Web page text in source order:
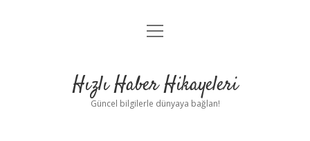
Anasayfa
Yasal Uyarı
menüyü
Hızlı Haber Hikayeleri
Güncel bilgilerle dünyaya bağlan!